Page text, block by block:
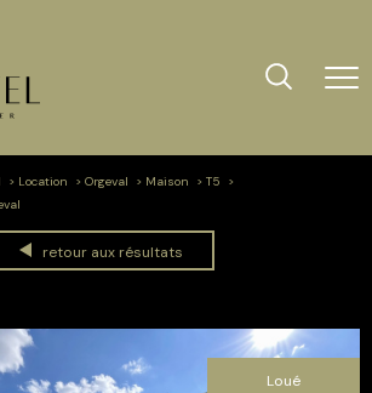
Location Orgeval Maison
T5
retour aux résultats
Loué